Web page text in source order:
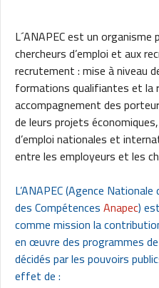
L´ANAPEC est un
chercheurs d’emploi et aux
recrutement : mise à niveau
formations qualifiantes et la
accompagnement des
de leurs projets
d’emploi nationales et
entre les employeurs et les
L’ANAPEC (Agence
des CompétencesAnapec)
comme mission la
en œuvre des programmes
décidés par les pouvoirs
effet de :